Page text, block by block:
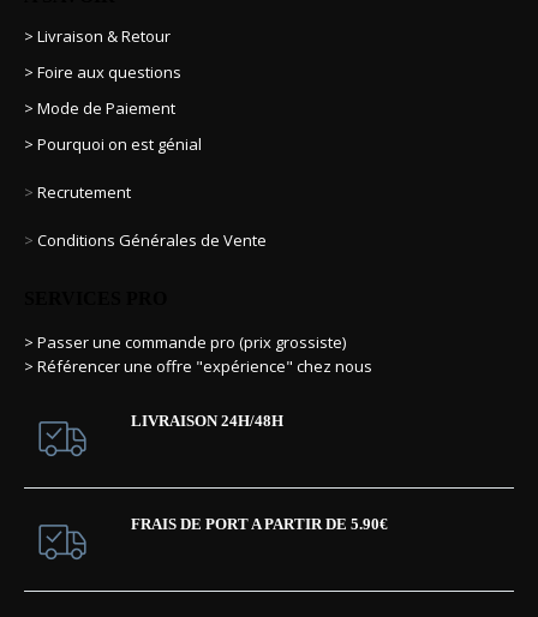
> Livraison & Retour
> Foire aux questions
> Mode de Paiement
> Pourquoi on est génial
> Recrutement
> Conditions Générales de Vente
> Passer une commande pro (prix grossiste)
> Référencer une offre "expérience" chez nous
LIVRAISON 24H/48H
FRAIS DE PORT A PARTIR DE 5.90€